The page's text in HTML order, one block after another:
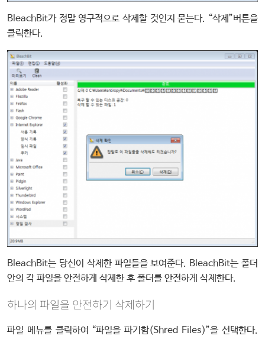
BleachBit가 정말 영구적으로 삭제할 것인지 묻는다. “삭제”버튼을
클릭한다.
BleachBit는 당신이 삭제한 파일들을 보여준다. BleachBit는 폴더
안의 각 파일을 안전하게 삭제한 후 폴더를 안전하게 삭제한다.
하나의 파일을 안전하기 삭제하기
파일 메뉴를 클릭하여 “파일을 파기함(Shred Files)”을 선택한다.